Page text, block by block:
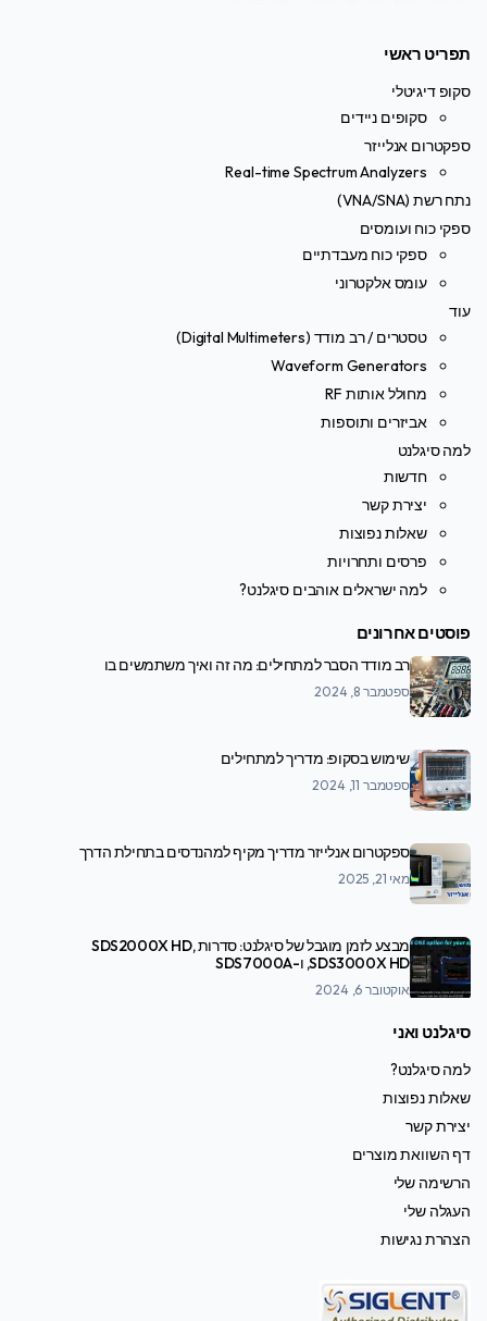
תפריט ראשי
סקופ דיגיטלי
סקופים ניידים
ספקטרום אנלייזר
Real-time Spectrum Analyzers
נתח רשת (VNA/SNA)
ספקי כוח ועומסים
ספקי כוח מעבדתיים
עומס אלקטרוני
עוד
טסטרים / רב מודד (Digital Multimeters)
Waveform Generators
מחולל אותות RF
אביזרים ותוספות
למה סיגלנט
חדשות
יצירת קשר
שאלות נפוצות
פרסים ותחרויות
למה ישראלים אוהבים סיגלנט?
פוסטים אחרונים
רב מודד הסבר למתחילים: מה זה ואיך משתמשים בו
ספטמבר 8, 2024
שימוש בסקופ: מדריך למתחילים
ספטמבר 11, 2024
ספקטרום אנלייזר מדריך מקיף למהנדסים בתחילת הדרך
מאי 21, 2025
מבצע לזמן מוגבל של סיגלנט: סדרות SDS2000X HD,
SDS3000X HD, ו-SDS7000A
אוקטובר 6, 2024
סיגלנט ואני
למה סיגלנט?
שאלות נפוצות
יצירת קשר
דף השוואת מוצרים
הרשימה שלי
העגלה שלי
הצהרת נגישות